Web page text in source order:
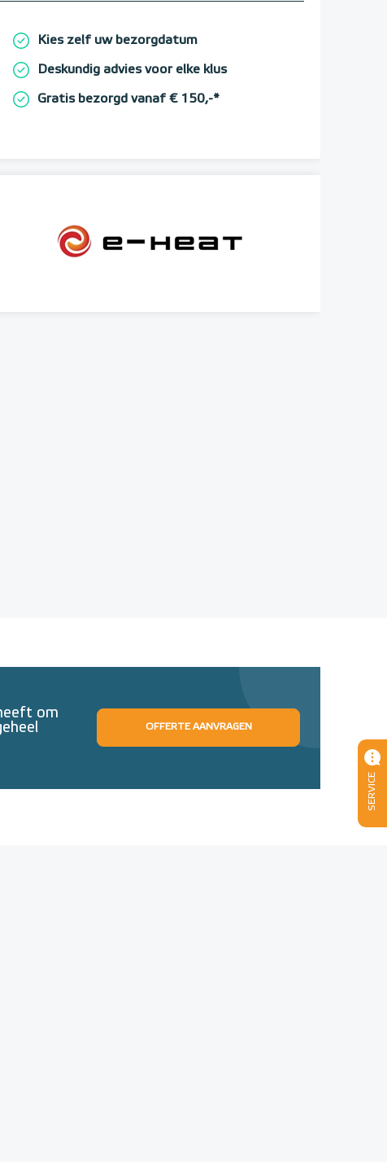
Kies zelf uw bezorgdatum
Deskundig advies voor elke klus
Gratis bezorgd vanaf € 150,-*
om
OFFERTE AANVRAGEN
SERVICE